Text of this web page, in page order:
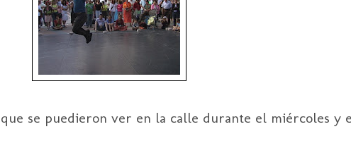
se puedieron ver en la calle durante el miércoles y